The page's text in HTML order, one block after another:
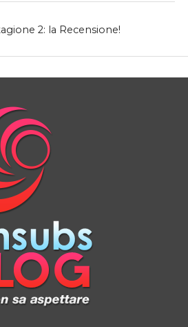
2: la Recensione!